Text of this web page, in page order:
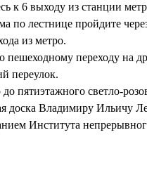
к 6 выходу из станции
по лестнице пройдите
из метро.
пешеходному переходу на
переулок.
пятиэтажного светло-
доска Владимиру Ильичу
Института